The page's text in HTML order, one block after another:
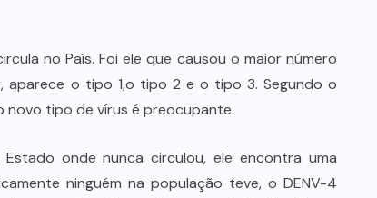
no País. Foi ele que causou o maior número
aparece o tipo 1,o tipo 2 e o tipo 3. Segundo o
novo tipo de vírus é preocupante.
onde nunca circulou, ele encontra uma
ninguém na população teve, o DENV-4